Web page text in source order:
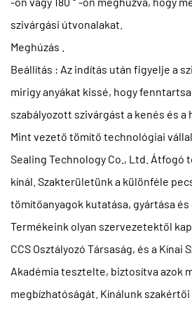
szivárgási útvonalakat.
Meghúzás
Beállítás : Az indítás után figyelje a
mirigy anyákat kissé, hogy
szabályozott szivárgást a kenés és a
Mint vezető tömítő technológiai
Sealing Technology Co., Ltd. Átfogó
kínál. Szakterületünk a különféle
tömítőanyagok kutatása, gyártása
Termékeink olyan szervezetektől
CCS Osztályozó Társaság, és a Kínai
Akadémia tesztelte, biztosítva azok
megbízhatóságát. Kínálunk